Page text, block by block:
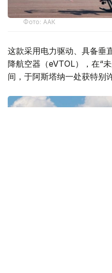
Фото: ААК
这款采用电力驱动、具备垂
降航空器（eVTOL），在“
间，于阿斯塔纳一处获特别